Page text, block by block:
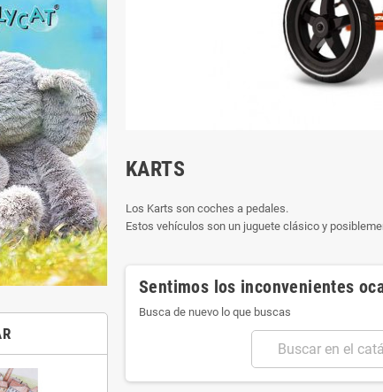
KARTS
Los Karts son coches a pedales.
Estos vehículos son un juguete clásico y
Sentimos los inconvenientes
Busca de nuevo lo que buscas